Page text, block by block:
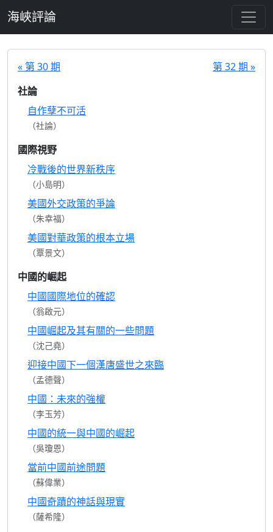
海峽評論
« 第 30 期
第 32 期 »
社論
自作孽不可活
（社論）
國際視野
冷戰後的世界新秩序
（小島明）
美國外交政策的爭論
（朱幸福）
美國對華政策的根本立場
（覃景文）
中國的崛起
中國國際地位的確認
（翁啟元）
中國崛起及其有關的一些問題
（沈己堯）
迎接中國下一個漢唐盛世之來臨
（孟德聲）
中國：未來的強權
（李玉芳）
中國的統一與中國的崛起
（吳瓊恩）
當前中國前途問題
（蘇偉業）
中國奇蹟的神話與現實
（薩希隆）